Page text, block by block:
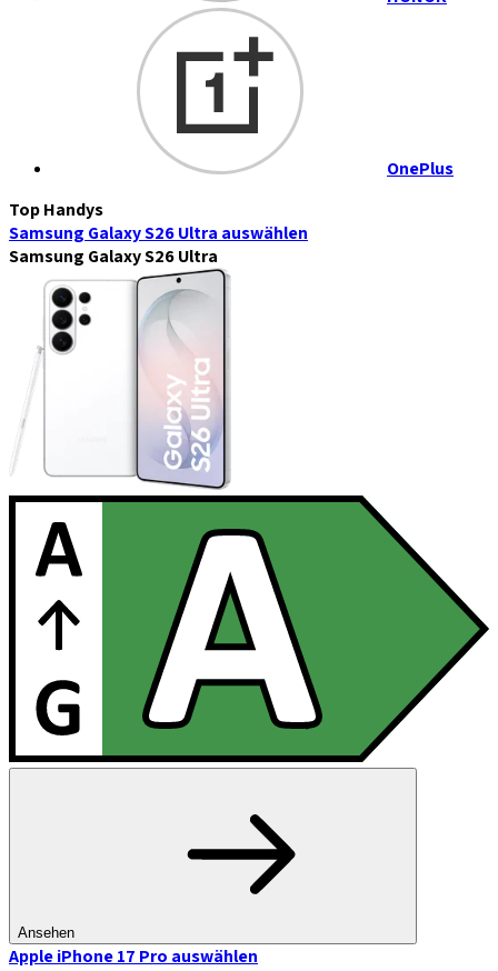
OnePlus
Top Handys
Samsung Galaxy S26 Ultra auswählen
Samsung Galaxy S26 Ultra
Ansehen
Apple iPhone 17 Pro auswählen